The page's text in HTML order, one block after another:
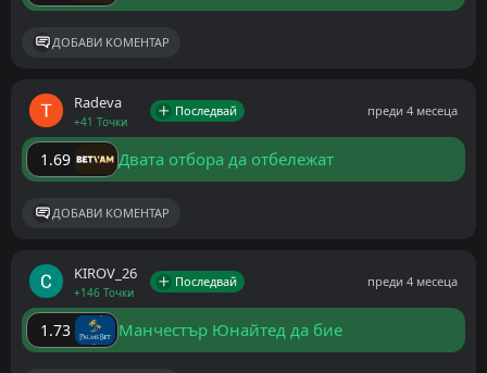
ДОБАВИ КОМЕНТАР
Radeva
+41 Точки
Последвай преди 4 месеца
1.69 Двата отбора да отбележат
ДОБАВИ КОМЕНТАР
KIROV_26
+146 Точки
Последвай преди 4 месеца
1.73 Манчестър Юнайтед да бие